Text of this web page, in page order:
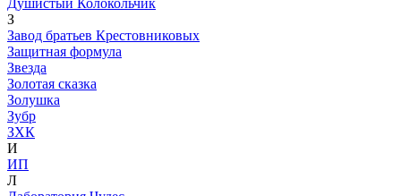
Душистый Колокольчик
З
Завод братьев Крестовниковых
Защитная формула
Звезда
Золотая сказка
Золушка
Зубр
ЗХК
И
ИП
Л